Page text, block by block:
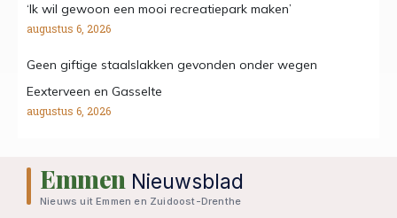
‘Ik wil gewoon een mooi recreatiepark maken’
augustus 6, 2026
Geen giftige staalslakken gevonden onder wegen
Eexterveen en Gasselte
augustus 6, 2026
Emmen Nieuwsblad
Nieuws uit Emmen en Zuidoost-Drenthe